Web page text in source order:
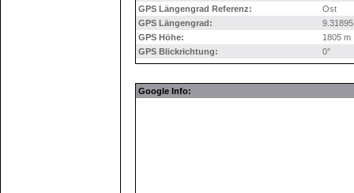
GPS Längengrad Referenz:
Ost
GPS Längengrad:
9.31895
GPS Höhe:
1805 m
GPS Blickrichtung:
0°
Google Info: